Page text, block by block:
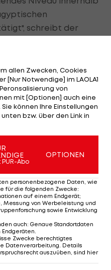
schreibt der
اللاعب نور أشرف،
في خطوة جديدة تؤكد
يقدمه من
نادي إنبي ومنتخب
خالص التمنيات
🤍
دائمًا في ظهرك يا
KBlCqGoQBH
January 13,
allen Zwecken, Cookies
[Nur Notwendige] im LAOLA1
von
mit [Optionen] auch eine
können Ihre Einstellungen
bzw. über den Link in
Abo
OPTIONEN
personenbezogene Daten, wie
für die folgenden Zwecke:
auf einem Endgerät;
Messung von Werbeleistung und
sowie Entwicklung
auch: Genaue Standortdaten
Endgeräten.
Zwecke berechtigtes
Datenverarbeitung. Details
auszuüben, sind hier